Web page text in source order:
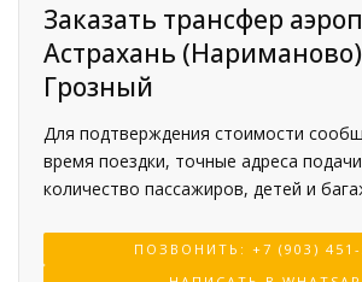
Заказать трансфер
Астрахань
Грозный
Для подтверждения стоимости
время поездки, точные адреса
количество пассажиров, детей и
ПОЗВОНИТЬ: +7 (903) 451-